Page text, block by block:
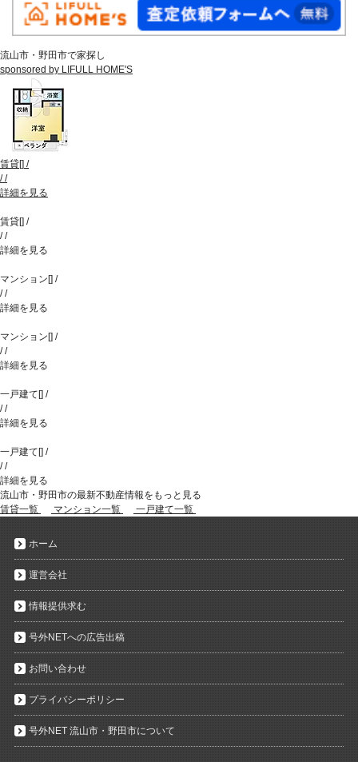
流山市・野田市で家探し
sponsored by LIFULL HOME'S
賃貸[] /
//
詳細を見る
賃貸[] /
//
詳細を見る
マンション[] /
//
詳細を見る
マンション[] /
//
詳細を見る
一戸建て[] /
//
詳細を見る
一戸建て[] /
//
詳細を見る
流山市・野田市の最新不動産情報をもっと見る
賃貸一覧
マンション一覧 一戸建て一覧
ホーム
運営会社
情報提供求む
号外NETへの広告出稿
お問い合わせ
プライバシーポリシー
号外NET 流山市・野田市について